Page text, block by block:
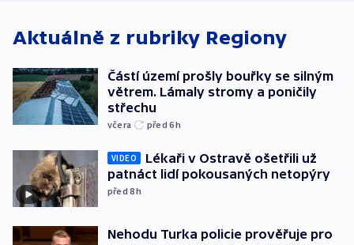
Aktuálně z rubriky Regiony
Částí území prošly bouřky se silným
větrem. Lámaly stromy a poničily
střechu
včera před 6h
VIDEO
Lékaři v Ostravě ošetřili už
patnáct lidí pokousaných netopýry
před 8h
Nehodu Turka policie prověřuje pro